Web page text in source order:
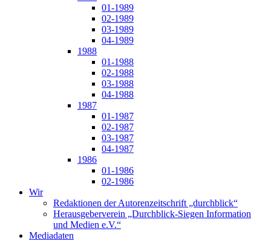
01-1989
02-1989
03-1989
04-1989
1988
01-1988
02-1988
03-1988
04-1988
1987
01-1987
02-1987
03-1987
04-1987
1986
01-1986
02-1986
Wir
Redaktionen der Autorenzeitschrift „durchblick“
Herausgeberverein „Durchblick-Siegen Information
und Medien e.V.“
Mediadaten